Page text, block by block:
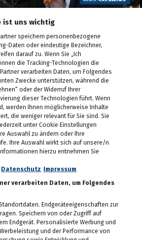
seinen
im
Gloria
sang
Musik,
ist uns wichtig
speichern personenbezogene
Daten oder eindeutige Bezeichner,
darauf zu. Wenn Sie „Ich
die Tracking-Technologien die
verarbeiten Daten, um Folgendes
Zwecke unterstützen, während die
oder der Widerruf Ihrer
dieser Technologien führt. Wenn
werden Ihnen möglicherweise Inhalte
die weniger relevant für Sie sind. Sie
unter Cookie Einstellungen
Auswahl zu ändern oder Ihre
Ihre Auswahl wirkt sich auf unsere/n
hierzu entnehmen Sie
Datenschutz
Impressum
verarbeiten Daten, um Folgendes
Endgeräteeigenschaften zur
Speichern von oder Zugriff auf
Endgerät. Personalisierte Werbung und
und der Performance von